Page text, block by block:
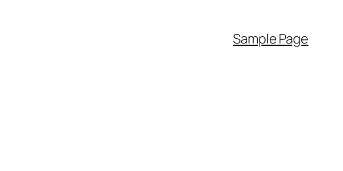
Sample Page